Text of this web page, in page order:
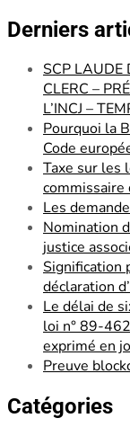
Derniers
SCP LAUDE
CLERC –
L’INCJ –
Pourquoi la
Code
Taxe sur les
commissaire
Les
Nomination
justice
Signification
déclaration
Le délai de
loi n° 89-
exprimé en
Preuve
Catégories